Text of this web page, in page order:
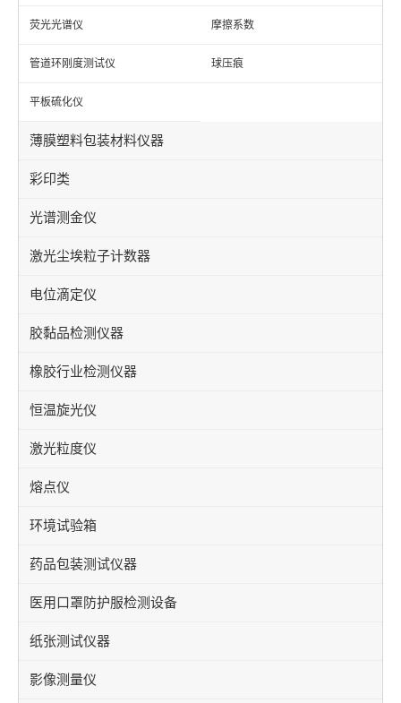
荧光光谱仪 摩擦系数
管道环刚度测试仪 球压痕
平板硫化仪
薄膜塑料包装材料仪器
彩印类
光谱测金仪
激光尘埃粒子计数器
电位滴定仪
胶黏品检测仪器
橡胶行业检测仪器
恒温旋光仪
激光粒度仪
熔点仪
环境试验箱
药品包装测试仪器
医用口罩防护服检测设备
纸张测试仪器
影像测量仪